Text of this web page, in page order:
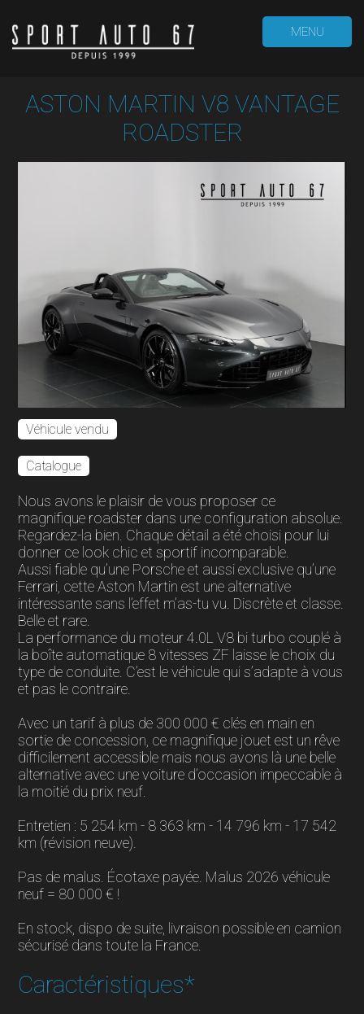
MENU
ASTON MARTIN V8 VANTAGE
ROADSTER
Véhicule vendu
Catalogue
Nous avons le plaisir de vous proposer ce
magnifique roadster dans une configuration absolue.
Regardez-la bien. Chaque détail a été choisi pour lui
donner ce look chic et sportif incomparable.
Aussi fiable qu’une Porsche et aussi exclusive qu’une
Ferrari, cette Aston Martin est une alternative
intéressante sans l’effet m’as-tu vu. Discrète et classe.
Belle et rare.
La performance du moteur 4.0L V8 bi turbo couplé à
la boîte automatique 8 vitesses ZF laisse le choix du
type de conduite. C’est le véhicule qui s’adapte à vous
et pas le contraire.
Avec un tarif à plus de 300 000 € clés en main en
sortie de concession, ce magnifique jouet est un rêve
difficilement accessible mais nous avons là une belle
alternative avec une voiture d’occasion impeccable à
la moitié du prix neuf.
Entretien : 5 254 km - 8 363 km - 14 796 km - 17 542
km (révision neuve).
Pas de malus. Écotaxe payée. Malus 2026 véhicule
neuf = 80 000 € !
En stock, dispo de suite, livraison possible en camion
sécurisé dans toute la France.
Caractéristiques*